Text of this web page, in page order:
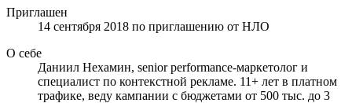
Приглашен
14 сентября 2018 по приглашению от НЛО
О себе
Даниил Нехамин, senior performance-маркетолог и
специалист по контекстной рекламе. 11+ лет в платном
трафике, веду кампании с бюджетами от 500 тыс. до 3